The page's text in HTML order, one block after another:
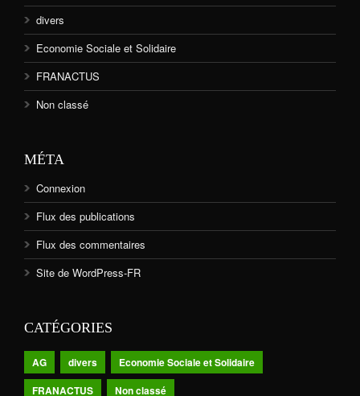
divers
Economie Sociale et Solidaire
FRANACTUS
Non classé
MÉTA
Connexion
Flux des publications
Flux des commentaires
Site de WordPress-FR
CATÉGORIES
AG divers
Economie Sociale et Solidaire
FRANACTUS
Non classé